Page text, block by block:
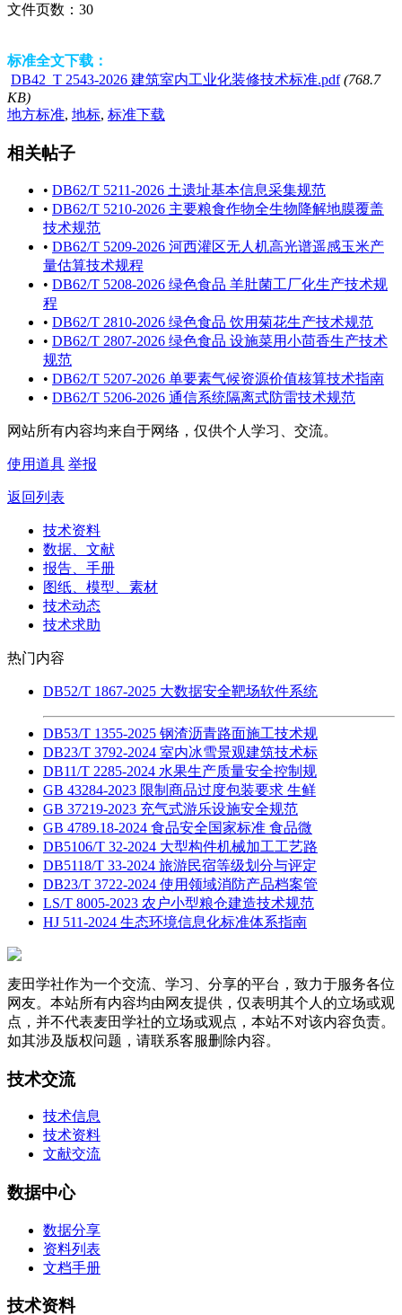
文件页数： 30
标准全文下载：
DB42_T 2543-2026 建筑室内工业化装修技术标准.pdf (768.7
KB)
地方标准, 地标, 标准下载
相关帖子
• DB62/T 5211-2026 土遗址基本信息采集规范
• DB62/T 5210-2026 主要粮食作物全生物降解地膜覆盖
技术规范
• DB62/T 5209-2026 河西灌区无人机高光谱遥感玉米产
量估算技术规程
• DB62/T 5208-2026 绿色食品 羊肚菌工厂化生产技术规
程
• DB62/T 2810-2026 绿色食品 饮用菊花生产技术规范
• DB62/T 2807-2026 绿色食品 设施菜用小茴香生产技术
规范
• DB62/T 5207-2026 单要素气候资源价值核算技术指南
• DB62/T 5206-2026 通信系统隔离式防雷技术规范
网站所有内容均来自于网络，仅供个人学习、交流。
使用道具 举报
返回列表
技术资料
数据、文献
报告、手册
图纸、模型、素材
技术动态
技术求助
热门内容
DB52/T 1867-2025 大数据安全靶场软件系统
DB53/T 1355-2025 钢渣沥青路面施工技术规
DB23/T 3792-2024 室内冰雪景观建筑技术标
DB11/T 2285-2024 水果生产质量安全控制规
GB 43284-2023 限制商品过度包装要求 生鲜
GB 37219-2023 充气式游乐设施安全规范
GB 4789.18-2024 食品安全国家标准 食品微
DB5106/T 32-2024 大型构件机械加工工艺路
DB5118/T 33-2024 旅游民宿等级划分与评定
DB23/T 3722-2024 使用领域消防产品档案管
LS/T 8005-2023 农户小型粮仓建造技术规范
HJ 511-2024 生态环境信息化标准体系指南
麦田学社作为一个交流、学习、分享的平台，致力于服务各位
网友。本站所有内容均由网友提供，仅表明其个人的立场或观
点，并不代表麦田学社的立场或观点，本站不对该内容负责。
如其涉及版权问题，请联系客服删除内容。
技术交流
技术信息
技术资料
文献交流
数据中心
数据分享
资料列表
文档手册
技术资料